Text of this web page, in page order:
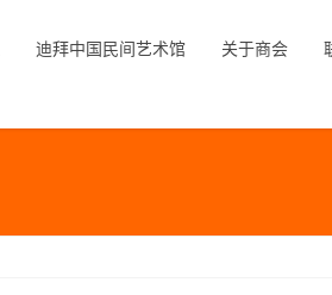
迪拜中国民间艺术馆 关于商会